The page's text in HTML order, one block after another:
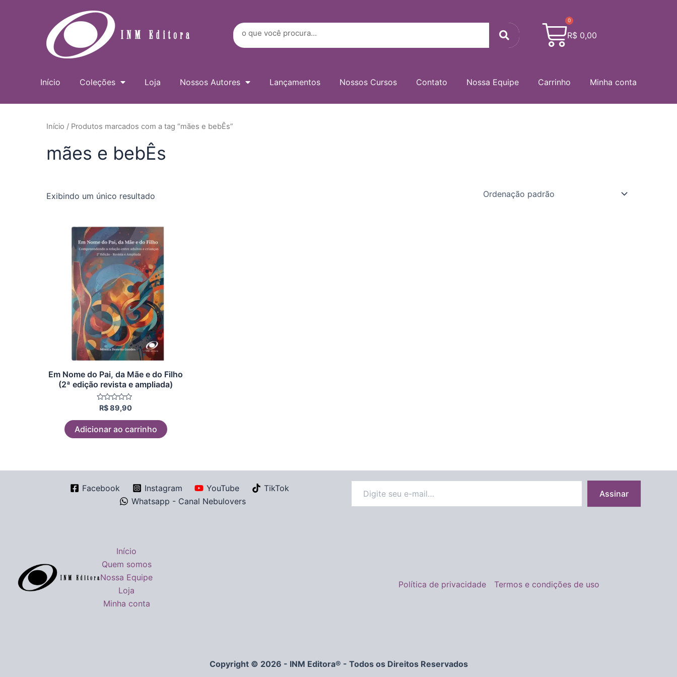
Search Search
R$ 0,00
0
Cart
Início Coleções Loja Nossos Autores Lançamentos Nossos Cursos Contato Nossa Equipe Carrinho Minha conta
Início / Produtos marcados com a tag “mães e bebÊs”
mães e bebÊs
Exibindo um único resultado
Em Nome do Pai, da Mãe e do Filho
(2ª edição revista e ampliada)
Avaliação
de
5
R$89,90
Adicionar ao carrinho
Facebook Instagram YouTube
TikTok
Whatsapp - Canal Nebulovers
e-
Assinar
Início
Quem somos
Nossa Equipe
Loja
Minha conta
Política de privacidade Termos e condições de uso
Copyright © 2026 - INM Editora® - Todos os Direitos Reservados